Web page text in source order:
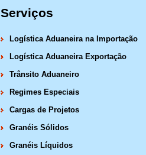
Serviços
Logística Aduaneira na Importação
Logística Aduaneira Exportação
Trânsito Aduaneiro
Regimes Especiais
Cargas de Projetos
Granéis Sólidos
Granéis Líquidos